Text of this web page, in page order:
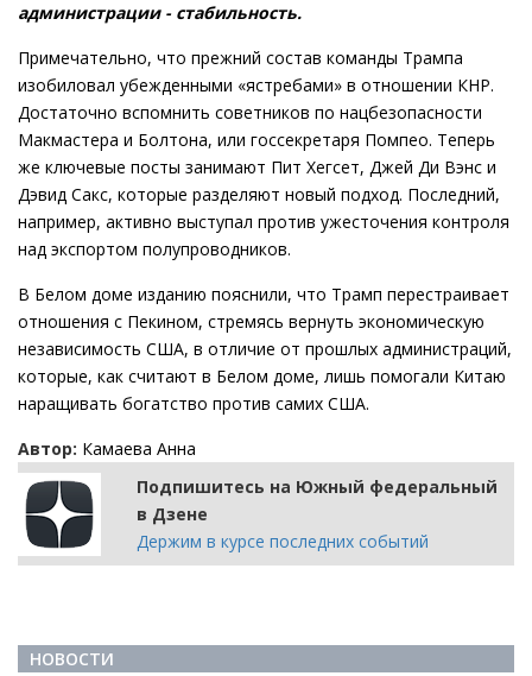
администрации - стабильность.
Примечательно, что прежний состав команды Трампа
изобиловал убежденными «ястребами» в отношении КНР.
Достаточно вспомнить советников по нацбезопасности
Макмастера и Болтона, или госсекретаря Помпео. Теперь
же ключевые посты занимают Пит Хегсет, Джей Ди Вэнс и
Дэвид Сакс, которые разделяют новый подход. Последний,
например, активно выступал против ужесточения контроля
над экспортом полупроводников.
В Белом доме изданию пояснили, что Трамп перестраивает
отношения с Пекином, стремясь вернуть экономическую
независимость США, в отличие от прошлых администраций,
которые, как считают в Белом доме, лишь помогали Китаю
наращивать богатство против самих США.
Автор: Камаева Анна
Подпишитесь на Южный федеральный
в Дзене
Держим в курсе последних событий
НОВОСТИ